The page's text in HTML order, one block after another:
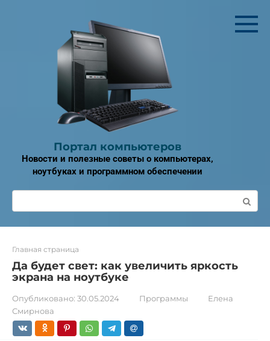
Портал компьютеров
Новости и полезные советы о компьютерах,
ноутбуках и программном обеспечении
Поиск:
Главная страница
Да будет свет: как увеличить яркость
экрана на ноутбуке
Опубликовано: 30.05.2024 Программы
Елена
Смирнова